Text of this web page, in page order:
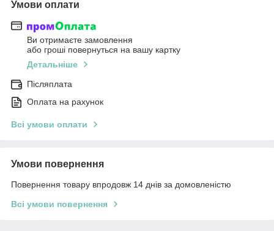
Умови оплати
Ви отримаєте замовлення
або гроші повернуться на вашу картку
Детальніше
Післяплата
Оплата на рахунок
Всі умови оплати
Умови повернення
Повернення товару впродовж 14 днів за домовленістю
Всі умови повернення